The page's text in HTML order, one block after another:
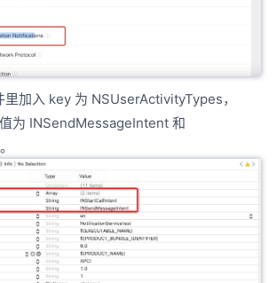
加入 key 为 NSUserActivityTypes，
为 INSendMessageIntent 和